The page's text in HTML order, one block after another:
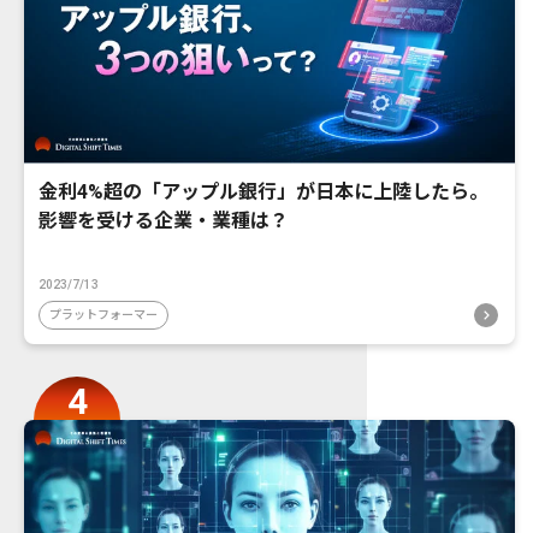
金利4%超の「アップル銀行」が日本に上陸したら。
影響を受ける企業・業種は？
2023/7/13
プラットフォーマー